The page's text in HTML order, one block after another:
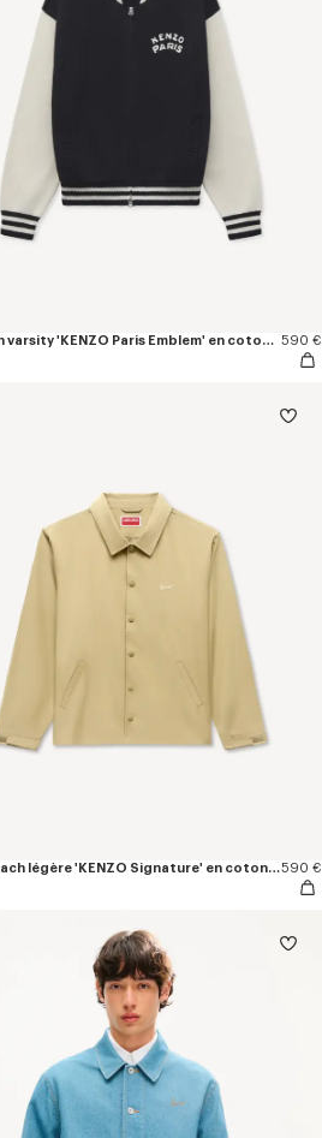
Cardigan varsity 'KENZO Paris Emblem' en coton mélangé 590 €
Veste coach légère 'KENZO Signature' en coton nylon590 €